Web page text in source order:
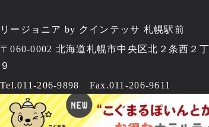
リージョニア by クインテッサ 札幌駅前
〒060-0002 北海道札幌市中央区北２条西２丁
９
Tel.011-206-9898 Fax.011-206-9611